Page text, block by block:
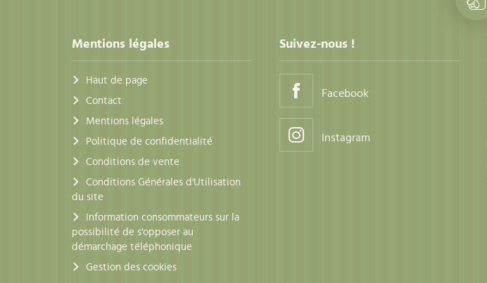
Mentions légales
Haut de page
Contact
Mentions légales
Politique de confidentialité
Conditions de vente
Conditions Générales d'Utilisation
du site
Information consommateurs sur la
possibilité de s'opposer au
démarchage téléphonique
Gestion des cookies
Suivez-nous !
Facebook
Instagram